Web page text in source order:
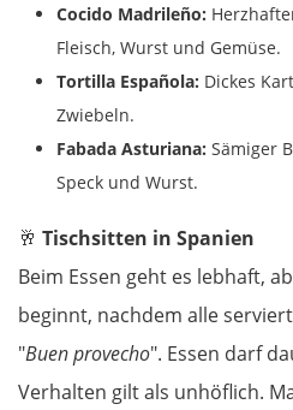
Cocido Madrileño:
Fleisch, Wurst und Gemüse.
Tortilla Española: Dickes
Zwiebeln.
Fabada Asturiana: Sämiger
Speck und Wurst.
🥂 Tischsitten in Spanien
Beim Essen geht es lebhaft,
beginnt, nachdem alle
"Buen provecho". Essen darf
Verhalten gilt als unhöflich.
Schumen
Warna
Nessebar
Elchowo
Chaskowo